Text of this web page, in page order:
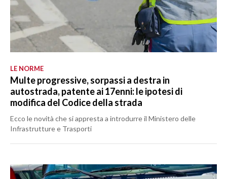
LE NORME
Multe progressive, sorpassi a destra in
autostrada, patente ai 17enni: le ipotesi di
modifica del Codice della strada
Ecco le novità che si appresta a introdurre il Ministero delle
Infrastrutture e Trasporti